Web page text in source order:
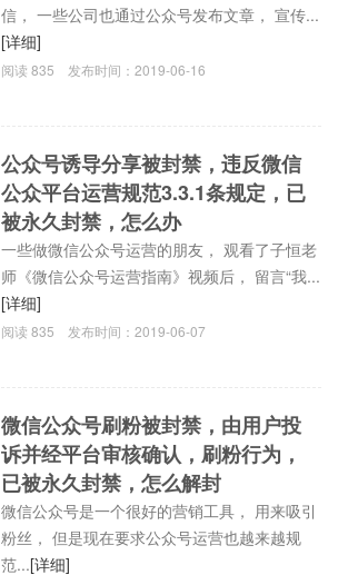
信， 一些公司也通过公众号发布文章， 宣传...
[详细]
阅读835 发布时间：2019-06-16
公众号诱导分享被封禁，违反微信
公众平台运营规范3.3.1条规定，已
被永久封禁，怎么办
一些做微信公众号运营的朋友， 观看了子恒老
师《微信公众号运营指南》视频后， 留言“我...
[详细]
阅读835 发布时间：2019-06-07
微信公众号刷粉被封禁，由用户投
诉并经平台审核确认，刷粉行为，
已被永久封禁，怎么解封
微信公众号是一个很好的营销工具， 用来吸引
粉丝， 但是现在要求公众号运营也越来越规
范...[详细]